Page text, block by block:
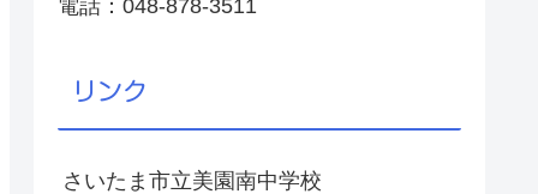
電話：048-878-3511
リンク
さいたま市立美園南中学校